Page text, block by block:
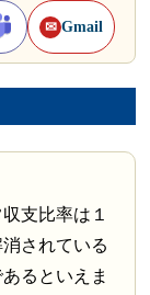
✉ Gmail
支比率は１
されている
るといえま